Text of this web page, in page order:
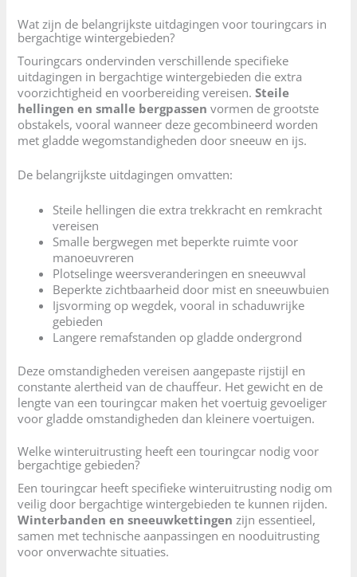
Wat zijn de belangrijkste uitdagingen voor touringcars in
bergachtige wintergebieden?
Touringcars ondervinden verschillende specifieke
uitdagingen in bergachtige wintergebieden die extra
voorzichtigheid en voorbereiding vereisen.Steile
hellingen en smalle bergpassen vormen de grootste
obstakels, vooral wanneer deze gecombineerd worden
met gladde wegomstandigheden door sneeuw en ijs.
De belangrijkste uitdagingen omvatten:
Steile hellingen die extra trekkracht en remkracht
vereisen
Smalle bergwegen met beperkte ruimte voor
manoeuvreren
Plotselinge weersveranderingen en sneeuwval
Beperkte zichtbaarheid door mist en sneeuwbuien
Ijsvorming op wegdek, vooral in schaduwrijke
gebieden
Langere remafstanden op gladde ondergrond
Deze omstandigheden vereisen aangepaste rijstijl en
constante alertheid van de chauffeur. Het gewicht en de
lengte van een touringcar maken het voertuig gevoeliger
voor gladde omstandigheden dan kleinere voertuigen.
Welke winteruitrusting heeft een touringcar nodig voor
bergachtige gebieden?
Een touringcar heeft specifieke winteruitrusting nodig om
veilig door bergachtige wintergebieden te kunnen rijden.
Winterbanden en sneeuwkettingen zijn essentieel,
samen met technische aanpassingen en nooduitrusting
voor onverwachte situaties.